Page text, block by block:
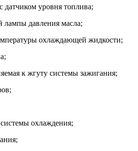
датчиком уровня топлива;
лампы давления масла;
охлаждающей жидкости;
к жгуту системы зажигания;
охлаждения;